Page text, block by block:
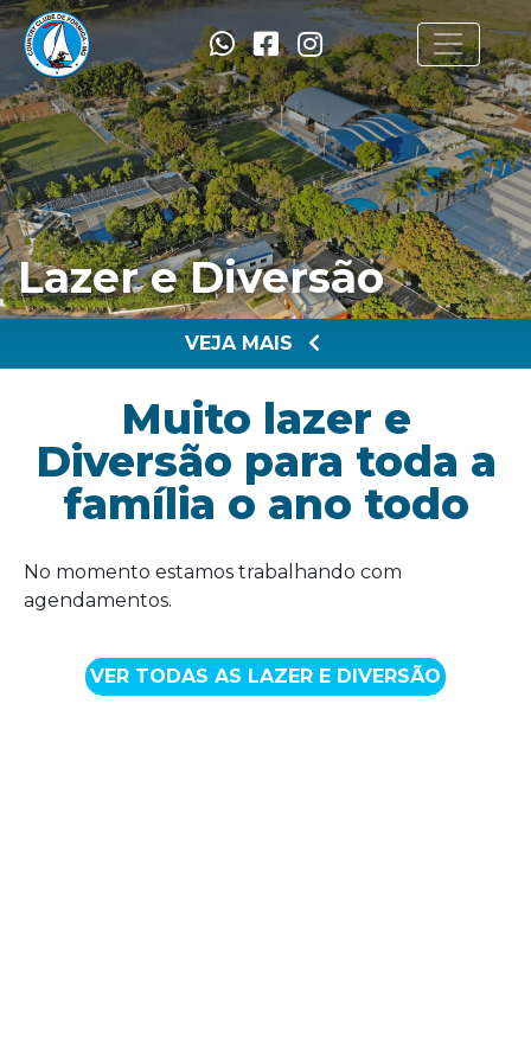
Lazer e Diversão
VEJA MAIS
Muito lazer e
Diversão para toda a
família o ano todo
No momento estamos trabalhando com
agendamentos.
VER TODAS AS LAZER E DIVERSÃO